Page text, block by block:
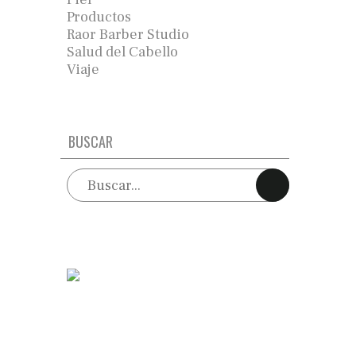
Productos
Raor Barber Studio
Salud del Cabello
Viaje
BUSCAR